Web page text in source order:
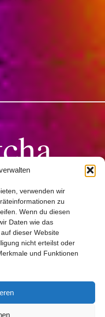
verwenden wir
zu
Wenn du diesen
Daten wie das
dieser Website
nicht erteilst oder
und Funktionen
do